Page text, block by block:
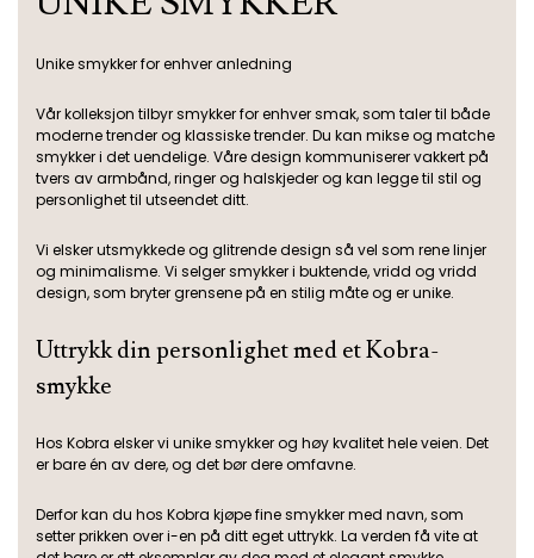
og variasjon. Ved å kombinere forskjellige kjedelengder kan
dine på en elegant måte.
klikkeherog få oversikt.
Unike smykker for enhver anledning
Vår kolleksjon tilbyr smykker for enhver smak, som taler til både
moderne trender og klassiske trender. Du kan mikse og matche
smykker i det uendelige. Våre design kommuniserer vakkert på
tvers av armbånd, ringer og halskjeder og kan legge til stil og
personlighet til utseendet ditt.
Vi elsker utsmykkede og glitrende design så vel som rene linjer
og minimalisme. Vi selger smykker i buktende, vridd og vridd
design, som bryter grensene på en stilig måte og er unike.
Uttrykk din personlighet med et Kobra-
smykke
Hos Kobra elsker vi unike smykker og høy kvalitet hele veien. Det
er bare én av dere, og det bør dere omfavne.
Derfor kan du hos Kobra kjøpe fine smykker med navn, som
setter prikken over i-en på ditt eget uttrykk. La verden få vite at